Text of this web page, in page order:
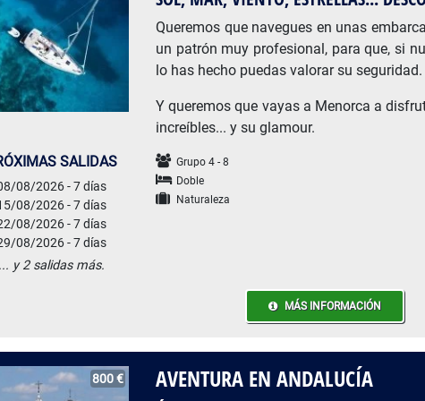
Queremos que navegues en unas
un patrón muy profesional, para que, si
lo has hecho puedas valorar su seguridad.
Y queremos que vayas a Menorca a
increíbles... y su glamour.
Grupo 4 - 8
Doble
Naturaleza
SALIDAS
08/2026 - 7 días
08/2026 - 7 días
08/2026 - 7 días
08/2026 - 7 días
y 2 salidas más.
MÁS INFORMACIÓN
800 € AVENTURA EN ANDALUCÍA